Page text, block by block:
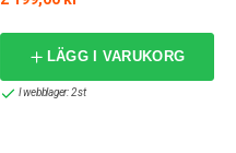
LÄGG I VARUKORG
I webblager: 2 st